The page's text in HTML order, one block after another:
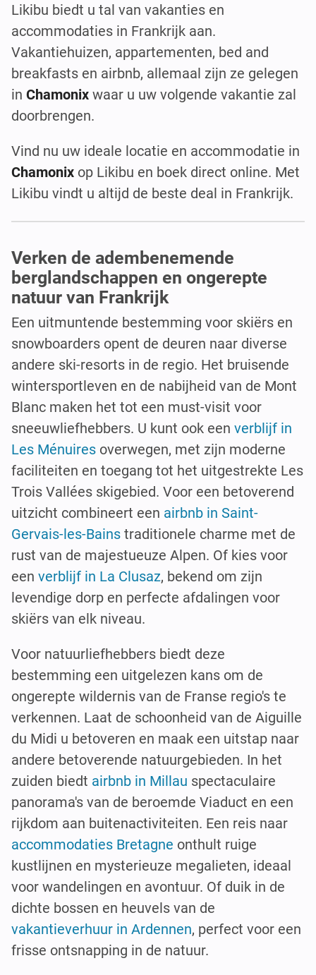
Likibu biedt u tal van vakanties en
accommodaties in Frankrijk aan.
Vakantiehuizen, appartementen, bed and
breakfasts en airbnb, allemaal zijn ze gelegen
in Chamonix waar u uw volgende vakantie zal
doorbrengen.
Vind nu uw ideale locatie en accommodatie in
Chamonix op Likibu en boek direct online. Met
Likibu vindt u altijd de beste deal in Frankrijk.
Verken de adembenemende
berglandschappen en ongerepte
natuur van Frankrijk
Een uitmuntende bestemming voor skiërs en
snowboarders opent de deuren naar diverse
andere ski-resorts in de regio. Het bruisende
wintersportleven en de nabijheid van de Mont
Blanc maken het tot een must-visit voor
sneeuwliefhebbers. U kunt ook een verblijf in
Les Ménuires overwegen, met zijn moderne
faciliteiten en toegang tot het uitgestrekte Les
Trois Vallées skigebied. Voor een betoverend
uitzicht combineert een airbnb in Saint-
Gervais-les-Bains traditionele charme met de
rust van de majestueuze Alpen. Of kies voor
een verblijf in La Clusaz, bekend om zijn
levendige dorp en perfecte afdalingen voor
skiërs van elk niveau.
Voor natuurliefhebbers biedt deze
bestemming een uitgelezen kans om de
ongerepte wildernis van de Franse regio's te
verkennen. Laat de schoonheid van de Aiguille
du Midi u betoveren en maak een uitstap naar
andere betoverende natuurgebieden. In het
zuiden biedt airbnb in Millau spectaculaire
panorama's van de beroemde Viaduct en een
rijkdom aan buitenactiviteiten. Een reis naar
accommodaties Bretagne onthult ruige
kustlijnen en mysterieuze megalieten, ideaal
voor wandelingen en avontuur. Of duik in de
dichte bossen en heuvels van de
vakantieverhuur in Ardennen, perfect voor een
frisse ontsnapping in de natuur.